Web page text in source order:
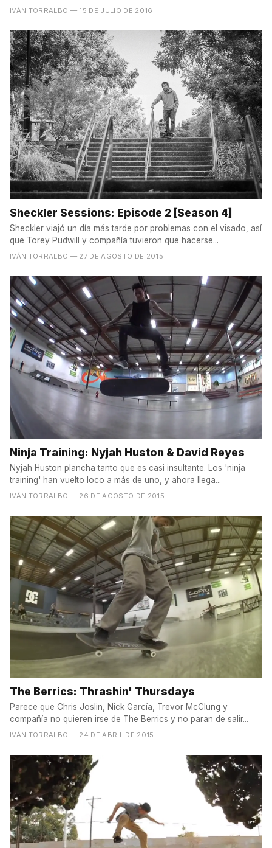
IVÁN TORRALBO — 15 DE JULIO DE 2016
Sheckler Sessions: Episode 2 [Season 4]
Sheckler viajó un día más tarde por problemas con el visado, así
que Torey Pudwill y compañía tuvieron que hacerse...
IVÁN TORRALBO — 27 DE AGOSTO DE 2015
Ninja Training: Nyjah Huston & David Reyes
Nyjah Huston plancha tanto que es casi insultante. Los 'ninja
training' han vuelto loco a más de uno, y ahora llega...
IVÁN TORRALBO — 26 DE AGOSTO DE 2015
The Berrics: Thrashin' Thursdays
Parece que Chris Joslin, Nick García, Trevor McClung y
compañía no quieren irse de The Berrics y no paran de salir...
IVÁN TORRALBO — 24 DE ABRIL DE 2015